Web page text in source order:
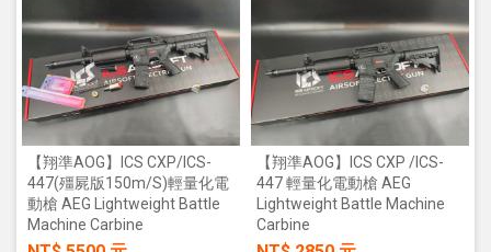
【翔準AOG】ICS CXP/ICS-
447(殭屍版150m/s)輕量化電
動槍 AEG Lightweight Battle
Machine Carbine
【翔準AOG】ICS CXP /ICS-
447 輕量化電動槍 AEG
Lightweight Battle Machine
Carbine